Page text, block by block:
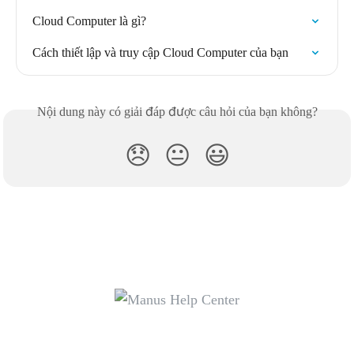
Cloud Computer là gì?
Cách thiết lập và truy cập Cloud Computer của bạn
Nội dung này có giải đáp được câu hỏi của bạn không?
😞 😐 😃